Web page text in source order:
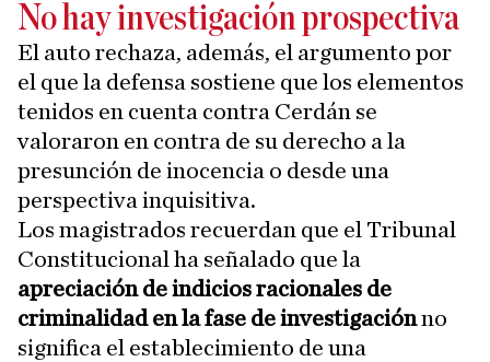
No hay investigación prospectiva
El auto rechaza, además, el argumento por
el que la defensa sostiene que los elementos
tenidos en cuenta contra Cerdán se
valoraron en contra de su derecho a la
presunción de inocencia o desde una
perspectiva inquisitiva.
Los magistrados recuerdan que el Tribunal
Constitucional ha señalado que la
apreciación de indicios racionales de
criminalidad en la fase de investigaciónno
significa el establecimiento de una